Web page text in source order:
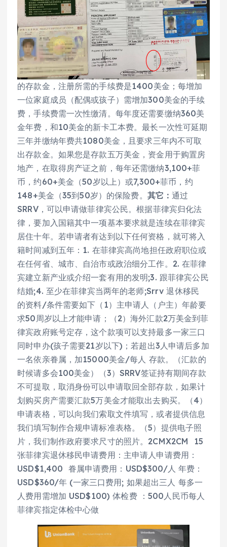
的存款金，注册所需的手续费是1400美金；每增加
一位家庭成员（配偶或孩子）需增加300美金的手续
费，手续费需一次性缴清。每年度还需要缴纳360美
金年费，和10美金的新卡工本费。最长一次性可延期
三年并缴纳年费共1080美金，且要求三年内不可取
出存款金。如果您是存款五万美金，资金用于购置房
地产，在取得房产证之前，每年还需缴纳3,100+菲
币，约60+美金（50岁以上）或7,300+菲币，约
148+美金（35到50岁）的保险费。 其它：通过
SRRV，可以申请做菲律宾公民。根据菲律宾归化法
律，要加入国籍其中一项基本要求就是连续在菲律宾
居住十年。若申请者有达到以下任何资格，就可将入
籍时间减到五年：1. 在菲律宾高尚地担任政府职位或
在任何省、城市、自治市或政治细分工作。2. 在菲律
宾建立新产业或介绍一套有用的发明;3. 跟菲律宾公民
结婚;4. 至少在菲律宾当两年的老师;Srrv 退休移民
的资料/条件需要如下（1）主申请人（户主）年龄要
求50周岁以上才能申请；（2）海外汇款2万美金到菲
律宾政府账号定存，这个款项可以支持最多一家三口
同时申办(孩子需要21岁以下)；若超出3人申请后多加
一名依亲眷属，加15000美金/每人 存款。（汇款的
时候请多会100美金）（3）SRRV签证持有期间存款
不可提取，取消身份可以申请取回全部存款，如果计
划购买房产需要汇款5万美金才能取出去购买。（4）
申请表格，可以向我们索取文件填写，或者提供信息
我们填写制作合规申请标准表格。（5）提供电子照
片，我们制作政府要求尺寸的照片。2CMX2CM 15
张菲律宾退休移民申请费用：主申请人申请费用：
USD$1,400 眷属申请费用：USD$300/人 年费：
USD$360/年 (一家三口费用; 如果超出三人 每多一
人费用需增加 USD$100) 体检费 ：500人民币每人
菲律宾指定体检中心做